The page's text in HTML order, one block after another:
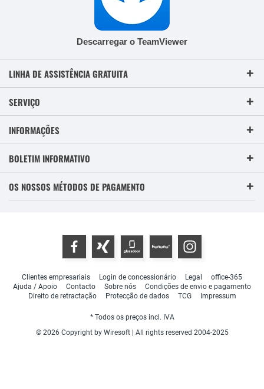
Descarregar o TeamViewer
LINHA DE ASSISTÊNCIA GRATUITA
SERVIÇO
INFORMAÇÕES
BOLETIM INFORMATIVO
OS NOSSOS MÉTODOS DE PAGAMENTO
Clientes empresariais Login de concessionário Legal
office-365
Ajuda / Apoio
Contacto Sobre nós
Condições de envio e pagamento
Direito de retractação
Protecção de dados TCG Impressum
* Todos os preços incl. IVA
© 2026 Copyright by Wiresoft | All rights reserved 2004-2025